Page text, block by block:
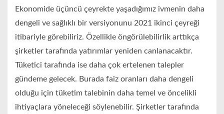
Ekonomide üçüncü çeyrekte yaşadığımız ivmenin daha
dengeli ve sağlıklı bir versiyonunu 2021 ikinci çeyreği
itibariyle görebiliriz. Özellikle öngörülebilirlik arttıkça
şirketler tarafında yatırımlar yeniden canlanacaktır.
Tüketici tarafında ise daha çok ertelenen talepler
gündeme gelecek. Burada faiz oranları daha dengeli
olduğu için tüketim talebinin daha temel ve öncelikli
ihtiyaçlara yöneleceği söylenebilir. Şirketler tarafında